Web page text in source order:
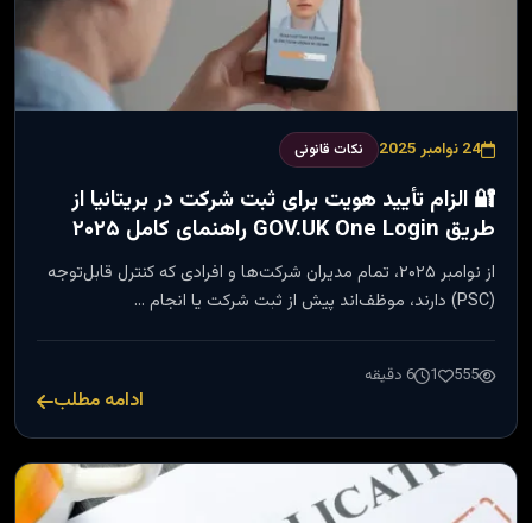
24 نوامبر 2025 نکات قانونی
🔐 الزام تأیید هویت برای ثبت شرکت در بریتانیا از
طریق GOV.UK One Login راهنمای کامل ۲۰۲۵
از نوامبر ۲۰۲۵، تمام مدیران شرکت‌ها و افرادی که کنترل قابل‌توجه
(PSC) دارند، موظف‌اند پیش از ثبت شرکت یا انجام …
555
1 6 دقیقه
ادامه مطلب